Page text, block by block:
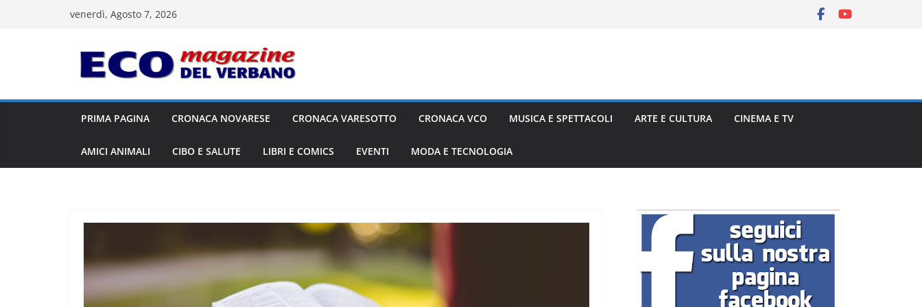
venerdì, Agosto 7, 2026
PRIMA PAGINA CRONACA NOVARESE CRONACA VARESOTTO CRONACA VCO MUSICA E SPETTACOLI ARTE E CULTURA CINEMA E TV
AMICI ANIMALI CIBO E SALUTE LIBRI E COMICS EVENTI MODA E TECNOLOGIA